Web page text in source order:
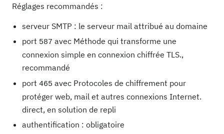
Réglages recommandés :
serveur SMTP : le serveur mail attribué au domaine
port 587 avec Méthode qui transforme une
connexion simple en connexion chiffrée TLS.,
recommandé
port 465 avec Protocoles de chiffrement pour
protéger web, mail et autres connexions Internet.
direct, en solution de repli
authentification : obligatoire